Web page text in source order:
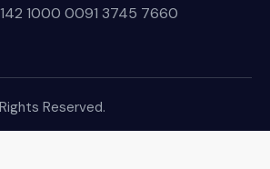
1000 0091 3745 7660
Reserved.